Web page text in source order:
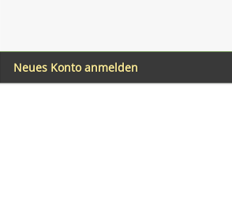
Neues Konto anmelden